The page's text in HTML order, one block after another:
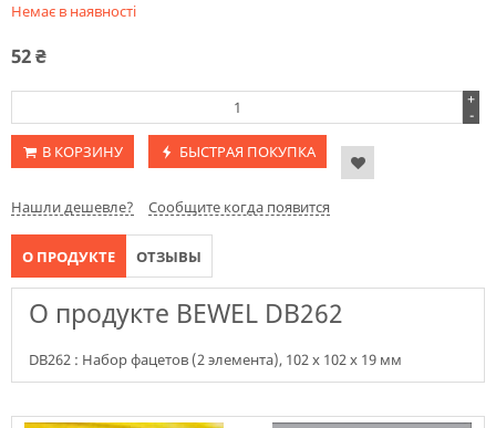
Немає в наявності
52₴
+
-
В КОРЗИНУ
БЫСТРАЯ ПОКУПКА
Нашли дешевле? Сообщите когда появится
О ПРОДУКТЕ ОТЗЫВЫ
О продукте BEWEL DB262
DB262 : Набор фацетов (2 элемента), 102 х 102 х 19 мм